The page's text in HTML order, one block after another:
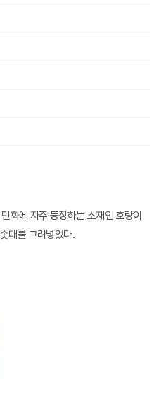
화에 자주 등장하는 소재인 호랑이
대를 그려넣었다.